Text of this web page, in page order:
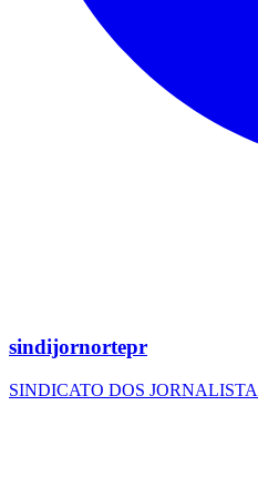
sindijornortepr
SINDICATO DOS